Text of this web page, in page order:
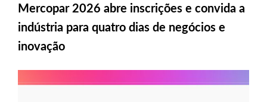
Mercopar 2026 abre inscrições e convida a
indústria para quatro dias de negócios e
inovação